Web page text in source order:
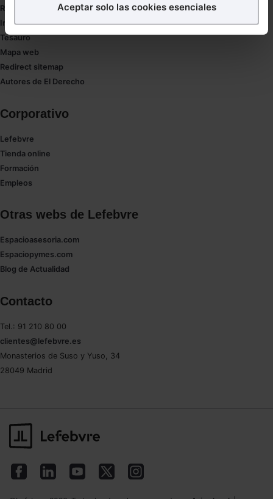
en la web sea óptima
Puedes
todas las cookies excepto aquellas imprescindibles.
También puedes
las que sean indispensables para la navegación.
Saber más acerca de las cookies
Aceptar solo las cookies esenciales
RGPD
Innovación
Tesauro
Mapa web
Redirect sitemap
Autores de El Derecho
Corporativo
Lefebvre
Tienda online
Formación
Empleos
Otras webs de Lefebvre
Espacioasesoria.com
Espaciopymes.com
Blog de Actualidad
Contacto
Tel.: 91 210 80 00
clientes@lefebvre.es
Monasterios de Suso y Yuso, 34
28049 Madrid